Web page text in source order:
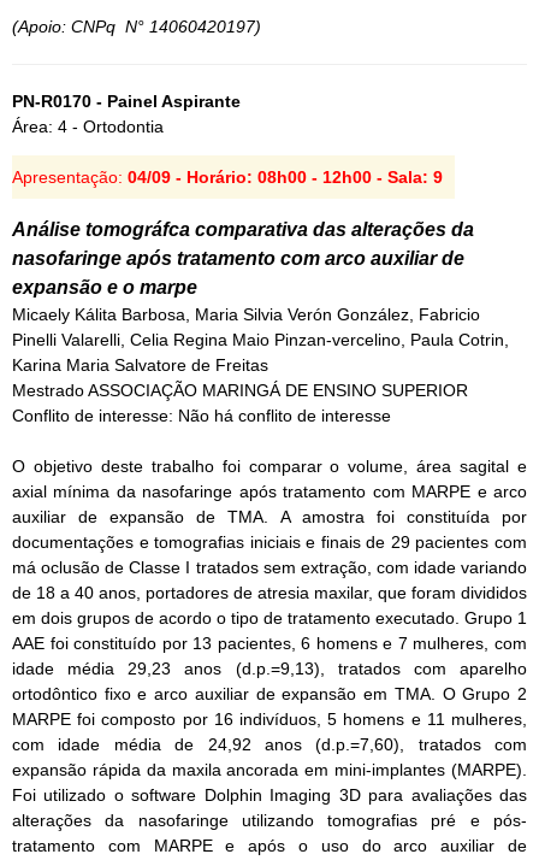
(Apoio: CNPq N° 14060420197)
PN-R0170 - Painel Aspirante
Área: 4 - Ortodontia
Apresentação: 04/09 - Horário: 08h00 - 12h00 - Sala: 9
Análise tomográfca comparativa das alterações da
nasofaringe após tratamento com arco auxiliar de
expansão e o marpe
Micaely Kálita Barbosa, Maria Silvia Verón González, Fabricio
Pinelli Valarelli, Celia Regina Maio Pinzan-vercelino, Paula Cotrin,
Karina Maria Salvatore de Freitas
Mestrado ASSOCIAÇÃO MARINGÁ DE ENSINO SUPERIOR
Conflito de interesse: Não há conflito de interesse
O objetivo deste trabalho foi comparar o volume, área sagital e
axial mínima da nasofaringe após tratamento com MARPE e arco
auxiliar de expansão de TMA. A amostra foi constituída por
documentações e tomografias iniciais e finais de 29 pacientes com
má oclusão de Classe I tratados sem extração, com idade variando
de 18 a 40 anos, portadores de atresia maxilar, que foram divididos
em dois grupos de acordo o tipo de tratamento executado. Grupo 1
AAE foi constituído por 13 pacientes, 6 homens e 7 mulheres, com
idade média 29,23 anos (d.p.=9,13), tratados com aparelho
ortodôntico fixo e arco auxiliar de expansão em TMA. O Grupo 2
MARPE foi composto por 16 indivíduos, 5 homens e 11 mulheres,
com idade média de 24,92 anos (d.p.=7,60), tratados com
expansão rápida da maxila ancorada em mini-implantes (MARPE).
Foi utilizado o software Dolphin Imaging 3D para avaliações das
alterações da nasofaringe utilizando tomografias pré e pós-
tratamento com MARPE e após o uso do arco auxiliar de